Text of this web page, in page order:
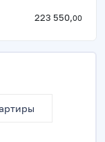
223 550,00